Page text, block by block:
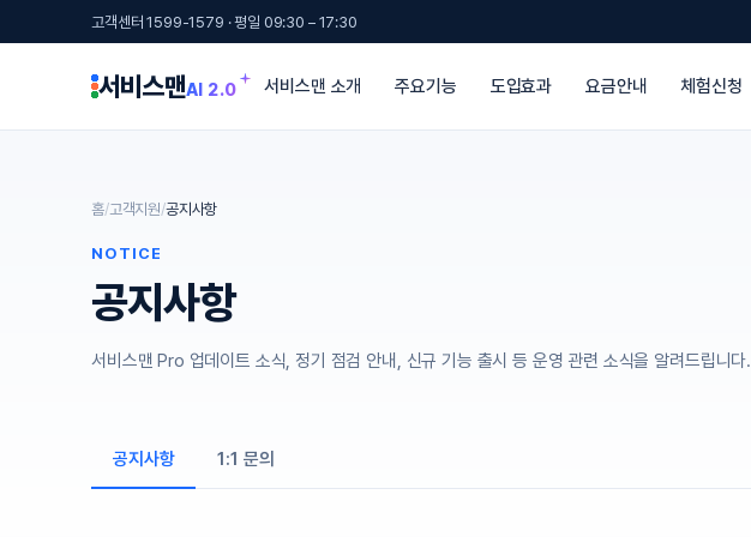
고객센터 1599-1579 · 평일 09:30 – 17:30
서비스맨AI 2.0 서비스맨 소개 주요기능 도입효과 요금안내 체험신청
홈/고객지원/공지사항
NOTICE
공지사항
서비스맨 Pro 업데이트 소식, 정기 점검 안내, 신규 기능 출시 등 운영 관련 소식을 알려드립니다.
공지사항 1:1 문의